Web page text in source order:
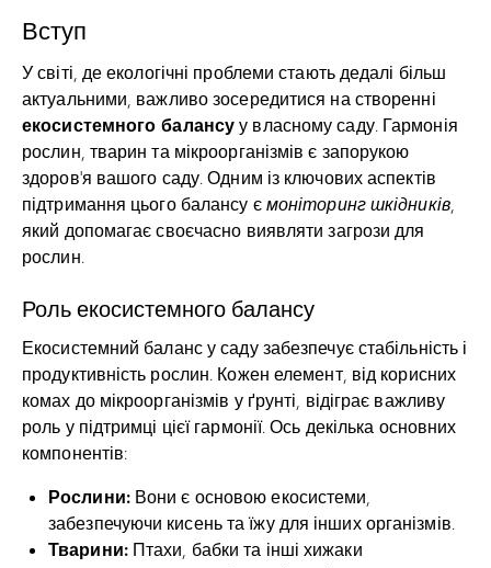
Вступ
У світі, де екологічні проблеми стають дедалі більш
актуальними, важливо зосередитися на створенні
екосистемного балансу у власному саду. Гармонія
рослин, тварин та мікроорганізмів є запорукою
здоров’я вашого саду. Одним із ключових аспектів
підтримання цього балансу є моніторинг шкідників,
який допомагає своєчасно виявляти загрози для
рослин.
Роль екосистемного балансу
Екосистемний баланс у саду забезпечує стабільність і
продуктивність рослин. Кожен елемент, від корисних
комах до мікроорганізмів у ґрунті, відіграє важливу
роль у підтримці цієї гармонії. Ось декілька основних
компонентів:
Рослини:Вони є основою екосистеми,
забезпечуючи кисень та їжу для інших організмів.
Тварини:Птахи, бабки та інші хижаки